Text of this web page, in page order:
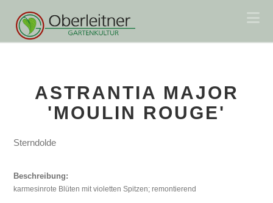
ASTRANTIA MAJOR
'MOULIN ROUGE'
Sterndolde
Beschreibung:
karmesinrote Blüten mit violetten Spitzen; remontierend